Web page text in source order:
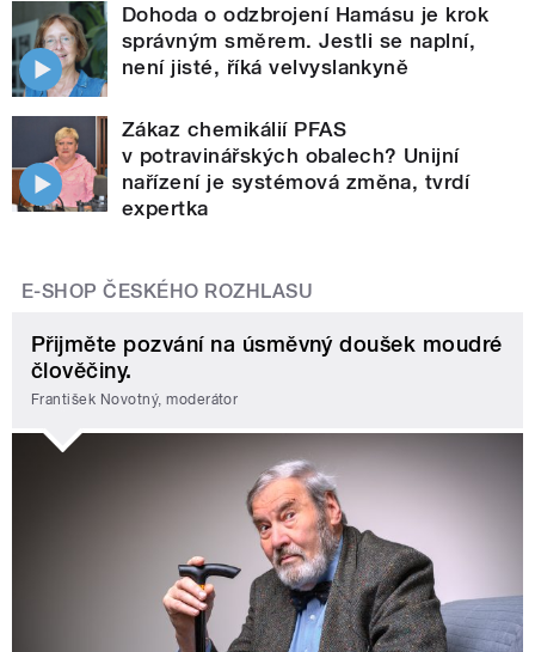
Dohoda o odzbrojení Hamásu je krok
správným směrem. Jestli se naplní,
není jisté, říká velvyslankyně
Zákaz chemikálií PFAS
v potravinářských obalech? Unijní
nařízení je systémová změna, tvrdí
expertka
E-SHOP ČESKÉHO ROZHLASU
Přijměte pozvání na úsměvný doušek moudré
člověčiny.
František Novotný, moderátor